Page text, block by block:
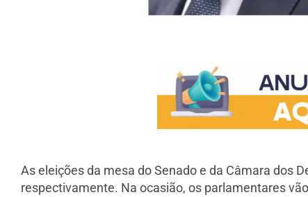
As eleições da mesa do Senado e da Câmara dos
respectivamente. Na ocasião, os parlamentares